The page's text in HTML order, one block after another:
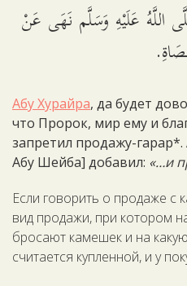
اللَّهُ عَلَيْهِ وَسَلَّم نَهَى عَنْ
Абу Хурайра, да будет
что Пророк, мир ему и
запретил продажу-
Абу Шейба] добавил: «…и
Если говорить о продаже с
вид продажи, при котором
бросают камешек и на
считается купленной, и у